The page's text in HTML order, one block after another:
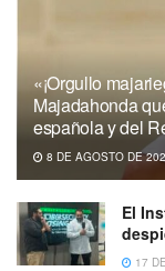
«¡Orgullo
Majadahonda
española y del
8 DE AGOSTO DE
El
17